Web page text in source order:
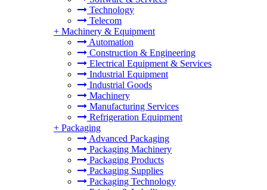
Technology
Telecom
+ Machinery & Equipment
Automation
Construction & Engineering
Electrical Equipment & Services
Industrial Equipment
Industrial Goods
Machinery
Manufacturing Services
Refrigeration Equipment
+ Packaging
Advanced Packaging
Packaging Machinery
Packaging Products
Packaging Supplies
Packaging Technology